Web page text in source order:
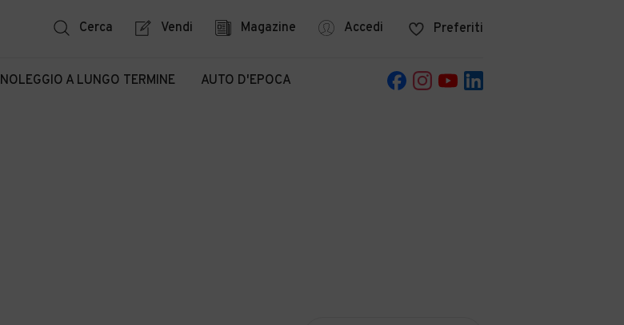
Cerca Vendi Magazine Accedi Preferiti
NOLEGGIO A LUNGO TERMINE AUTO D'EPOCA